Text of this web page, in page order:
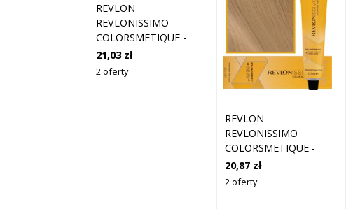
REVLON
REVLONISSIMO
COLORSMETIQUE -
KREMOWA FARBA DO
WŁOSÓW, 60ML 8,23
| JASNY OPALIZUJĄCY
21,03 zł
2 oferty
REVLON
REVLONISSIMO
COLORSMETIQUE -
KREMOWA FARBA DO
WŁOSÓW, 60ML 8,31
| JASNY ZŁOTY
20,87 zł
2 oferty